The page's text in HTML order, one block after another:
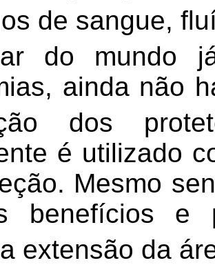
de sangue,
do mundo
ainda não
dos
é utilizado
Mesmo
benefícios e
extensão da